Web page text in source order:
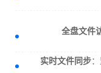
全盘文件
实时文件同步